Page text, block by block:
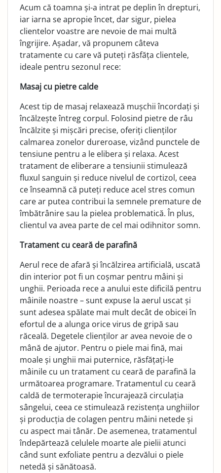
Acum că toamna și-a intrat pe deplin în drepturi,
iar iarna se apropie încet, dar sigur, pielea
clientelor voastre are nevoie de mai multă
îngrijire. Așadar, vă propunem câteva
tratamente cu care vă puteți răsfăța clientele,
ideale pentru sezonul rece:
Masaj cu pietre calde
Acest tip de masaj relaxează mușchii încordați și
încălzește întreg corpul. Folosind pietre de râu
încălzite și mișcări precise, oferiți clienților
calmarea zonelor dureroase, vizând punctele de
tensiune pentru a le elibera și relaxa. Acest
tratament de eliberare a tensiunii stimulează
fluxul sanguin și reduce nivelul de cortizol, ceea
ce înseamnă că puteți reduce acel stres comun
care ar putea contribui la semnele premature de
îmbătrânire sau la pielea problematică. În plus,
clientul va avea parte de cel mai odihnitor somn.
Tratament cu ceară de parafină
Aerul rece de afară și încălzirea artificială, uscată
din interior pot fi un coșmar pentru mâini și
unghii. Perioada rece a anului este dificilă pentru
mâinile noastre – sunt expuse la aerul uscat și
sunt adesea spălate mai mult decât de obicei în
efortul de a alunga orice virus de gripă sau
răceală. Degetele clienților ar avea nevoie de o
mână de ajutor. Pentru o piele mai fină, mai
moale și unghii mai puternice, răsfățați-le
mâinile cu un tratament cu ceară de parafină la
următoarea programare. Tratamentul cu ceară
caldă de termoterapie încurajează circulația
sângelui, ceea ce stimulează rezistența unghiilor
și producția de colagen pentru mâini netede și
cu aspect mai tânăr. De asemenea, tratamentul
îndepărtează celulele moarte ale pielii atunci
când sunt exfoliate pentru a dezvălui o piele
netedă și sănătoasă.